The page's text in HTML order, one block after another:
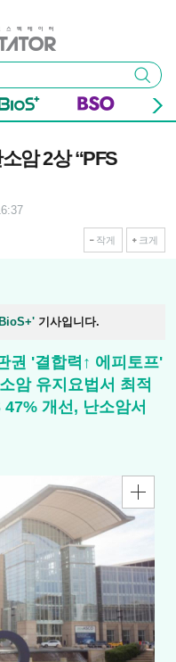
검색
암 2상 “PFS
작게 크게
기사입니다.
권 '결합력↑ 에피토프'
암 유지요법서 최적
개선, 난소암서